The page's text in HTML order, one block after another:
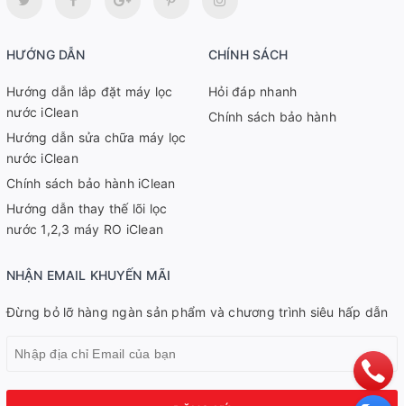
HƯỚNG DẪN
Hướng dẫn lắp đặt máy lọc
nước iClean
Hướng dẫn sửa chữa máy lọc
nước iClean
Chính sách bảo hành iClean
Hướng dẫn thay thế lõi lọc
nước 1,2,3 máy RO iClean
CHÍNH SÁCH
Hỏi đáp nhanh
Chính sách bảo hành
NHẬN EMAIL KHUYẾN MÃI
Đừng bỏ lỡ hàng ngàn sản phẩm và chương trình siêu hấp dẫn